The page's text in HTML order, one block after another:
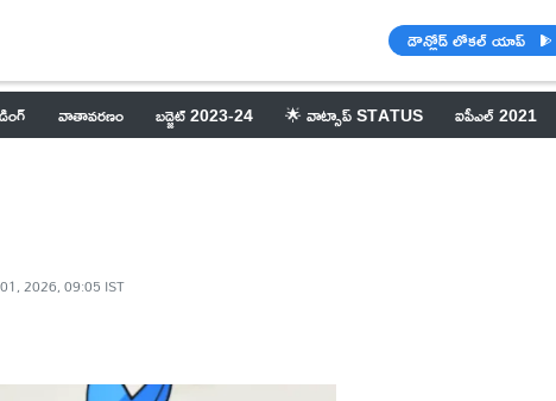
డౌన్లోడ్ లోకల్ యాప్
వాతావరణం బడ్జెట్ 2023-24 🌟 వాట్సాప్ STATUS ఐపీఎల్ 2021
2026, 09:05 IST